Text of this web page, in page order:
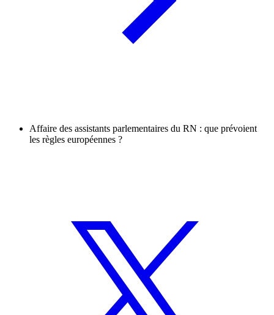
Affaire des assistants parlementaires du RN : que prévoient
les règles européennes ?